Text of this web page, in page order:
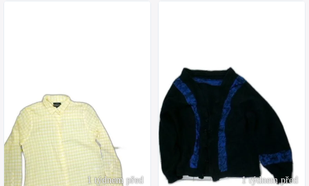
1 týdnem před 1 týdnem před